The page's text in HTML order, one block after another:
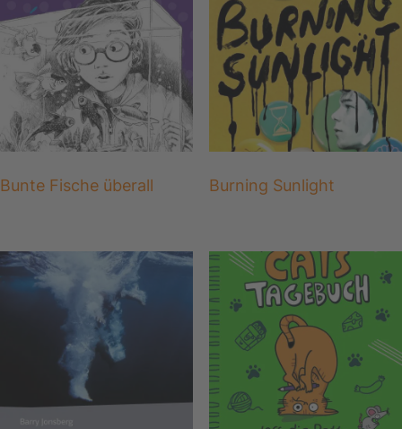
Bunte Fische überall Burning Sunlight